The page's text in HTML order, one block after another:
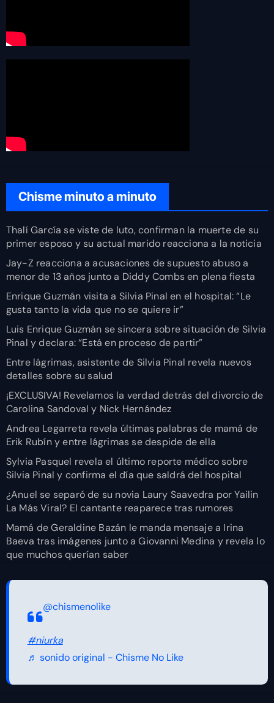
Chisme minuto a minuto
Thalí García se viste de luto, confirman la muerte de su
primer esposo y su actual marido reacciona a la noticia
Jay-Z reacciona a acusaciones de supuesto abuso a
menor de 13 años junto a Diddy Combs en plena fiesta
Enrique Guzmán visita a Silvia Pinal en el hospital: “Le
gusta tanto la vida que no se quiere ir”
Luis Enrique Guzmán se sincera sobre situación de Silvia
Pinal y declara: “Está en proceso de partir”
Entre lágrimas, asistente de Silvia Pinal revela nuevos
detalles sobre su salud
¡EXCLUSIVA! Revelamos la verdad detrás del divorcio de
Carolina Sandoval y Nick Hernández
Andrea Legarreta revela últimas palabras de mamá de
Erik Rubín y entre lágrimas se despide de ella
Sylvia Pasquel revela el último reporte médico sobre
Silvia Pinal y confirma el día que saldrá del hospital
¿Anuel se separó de su novia Laury Saavedra por Yailin
La Más Viral? El cantante reaparece tras rumores
Mamá de Geraldine Bazán le manda mensaje a Irina
Baeva tras imágenes junto a Giovanni Medina y revela lo
que muchos querían saber
@chismenolike
#niurka
♬ sonido original - Chisme No Like